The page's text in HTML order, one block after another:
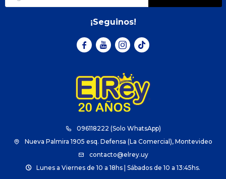
096118222 (Solo WhatsApp)
Nueva Palmira 1905 esq. Defensa (La Comercial), Montevideo
contacto@elrey.uy
Lunes a Viernes de 10 a 18hs | Sábados de 10 a 13:45hs.
¡Seguinos!
  